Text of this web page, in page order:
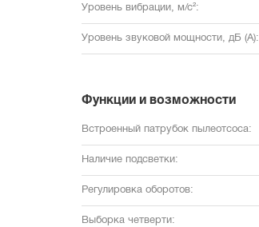
Уровень вибрации, м/с²:
Уровень звуковой мощности, дБ (А):
Функции и возможности
Встроенный патрубок пылеотсоса:
Наличие подсветки:
Регулировка оборотов:
Выборка четверти: